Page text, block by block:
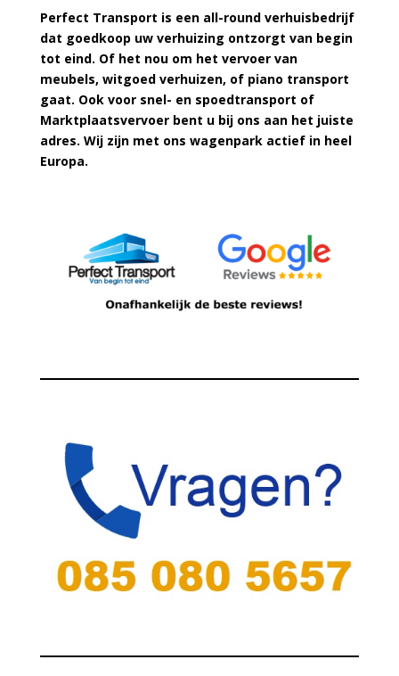
Perfect Transport is een all-round verhuisbedrijf
dat goedkoop uw verhuizing ontzorgt van begin
tot eind. Of het nou om het vervoer van
meubels, witgoed verhuizen, of piano transport
gaat. Ook voor snel- en spoedtransport of
Marktplaatsvervoer bent u bij ons aan het juiste
adres. Wij zijn met ons wagenpark actief in heel
Europa.